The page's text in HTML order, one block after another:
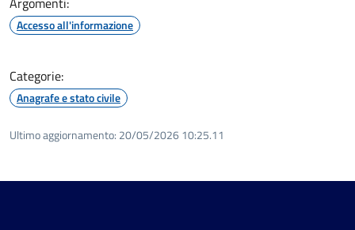
Accesso all'informazione
Categorie:
Anagrafe e stato civile
Ultimo aggiornamento: 20/05/2026 10:25.11